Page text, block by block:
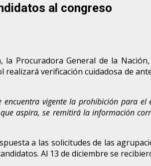
al congreso
Procuradora General de la
verificación cuidadosa de
encuentra vigente la prohibición para
aspira, se remitirá la información
a las solicitudes de las
Al 13 de diciembre se